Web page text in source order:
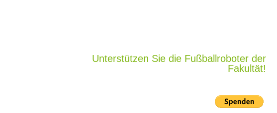
Unterstützen Sie die Fußballroboter der
Fakultät!